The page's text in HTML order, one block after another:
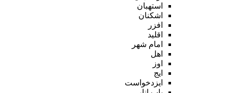
استهبان
اشکنان
افزر
اقلید
امام شهر
اهل
اوز
ایج
ایزدخواست